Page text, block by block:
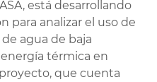
está desarrollando
para analizar el uso de
agua de baja
térmica en
que cuenta